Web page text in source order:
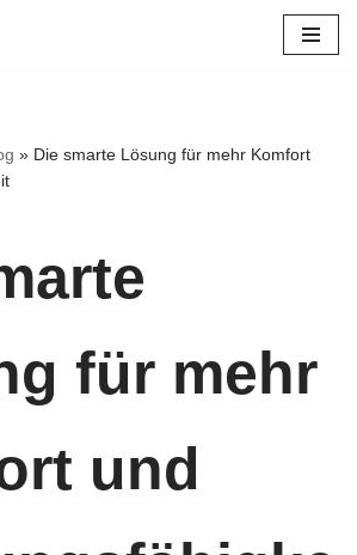
» Die smarte Lösung für mehr Komfort
für mehr
und